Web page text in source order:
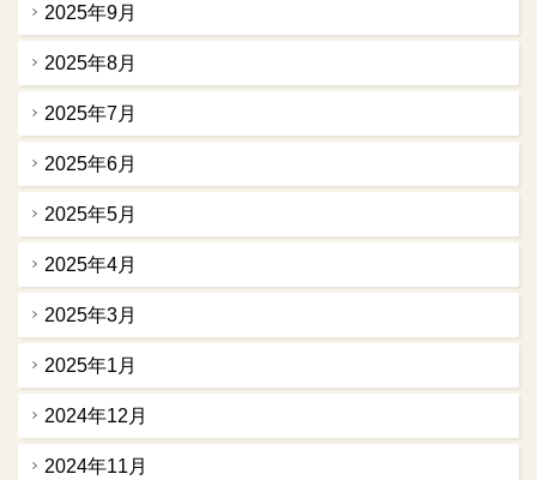
2025年9月
2025年8月
2025年7月
2025年6月
2025年5月
2025年4月
2025年3月
2025年1月
2024年12月
2024年11月